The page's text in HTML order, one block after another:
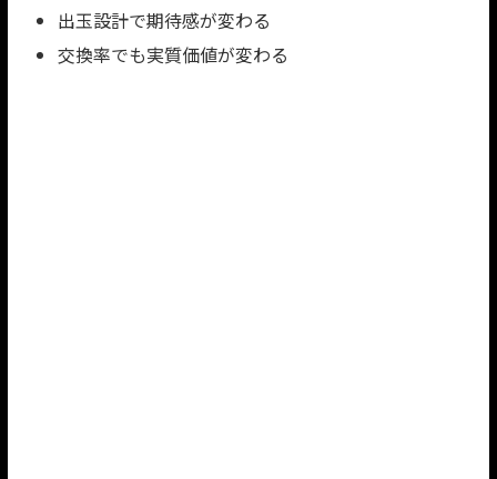
出玉設計で期待感が変わる
交換率でも実質価値が変わる